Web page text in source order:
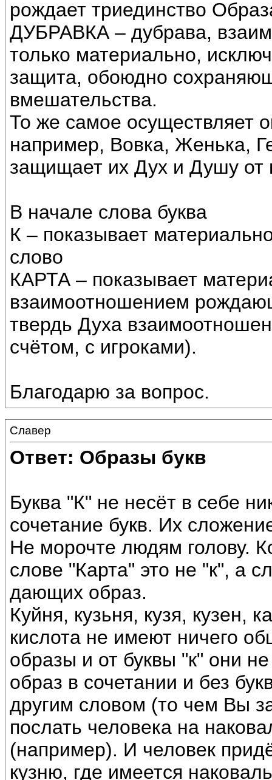
рождает триединство
ДУБРАВКА – дубрава,
только материально,
защита, обоюдно
вмешательства.
То же самое осуществляет
например, Вовка, Женька,
защищает их Дух и Душу от
В начале слова буква
К – показывает
слово
КАРТА – показывает
взаимоотношением
твердь Духа
счётом, с игроками).
Благодарю за вопрос.
Славер
Ответ: Образы букв
Буква "К" не несёт в себе
сочетание букв. Их
Не морочте людям голову.
слове "Карта" это не "к", а
дающих образ.
Куйня, кузьня, кузя, кузен,
кислота не имеют ничего
образы и от буквы "к" они
образ в сочетании и без
другим словом (то чем Вы
послать человека на
(например). И человек
кузню, где имеется